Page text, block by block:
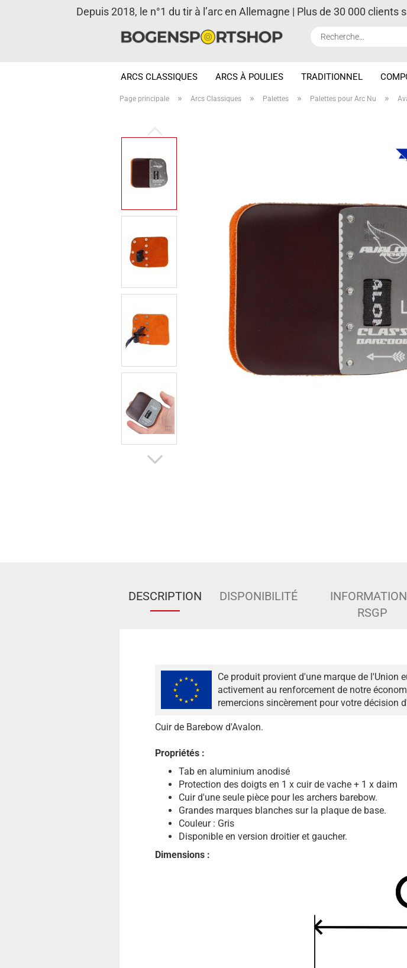
Depuis 2018, le n°1 du tir à l’arc en Allemagne | Plus de 30 000 clients
ARCS CLASSIQUES ARCS À POULIES TRADITIONNEL
Page principale » Arcs Classiques » Palettes » Palettes pour Arc Nu »
DESCRIPTION DISPONIBILITÉ
RSGP
Ce produit provient d'une marque de l'Union
activement au renforcement de notre
remercions sincèrement pour votre décision
Cuir de Barebow d'Avalon.
Propriétés :
Tab en aluminium anodisé
Protection des doigts en 1 x cuir de vache + 1 x daim
Cuir d'une seule pièce pour les archers barebow.
Grandes marques blanches sur la plaque de base.
Couleur : Gris
Disponible en version droitier et gaucher.
Dimensions :